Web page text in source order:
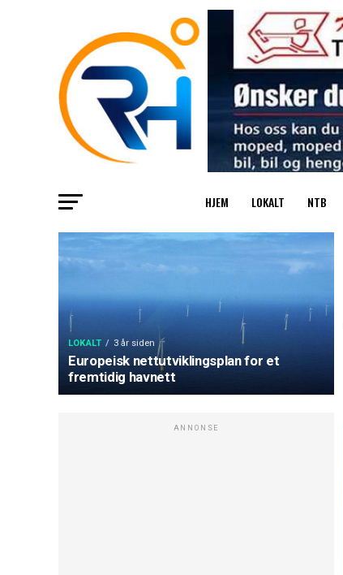
HJEM LOKALT NTB
LOKALT 3 år siden
Europeisk nettutviklingsplan for et
fremtidig havnett
ANNONSE